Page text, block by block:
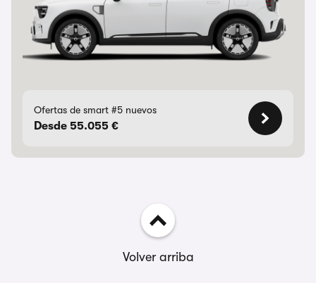
Ofertas de smart #5 nuevos
Desde 55.055 €
Volver arriba